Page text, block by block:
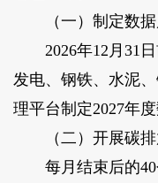
（一）制定数据
2026年12月31日
发电、钢铁、水泥
理平台制定2027年
（二）开展碳排
每月结束后的40